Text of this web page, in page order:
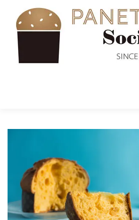
入会案内 ABOUT US NEWS
SHOP セミナー